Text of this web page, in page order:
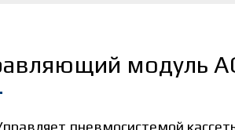
модуль
пневмосистемой